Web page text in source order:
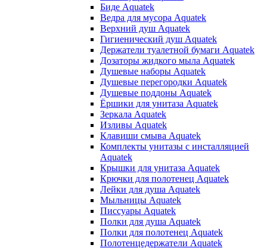
Биде Aquatek
Ведра для мусора Aquatek
Верхний душ Aquatek
Гигиенический душ Aquatek
Держатели туалетной бумаги Aquatek
Дозаторы жидкого мыла Aquatek
Душевые наборы Aquatek
Душевые перегородки Aquatek
Душевые поддоны Aquatek
Ёршики для унитаза Aquatek
Зеркала Aquatek
Изливы Aquatek
Клавиши смыва Aquatek
Комплекты унитазы с инсталляцией
Aquatek
Крышки для унитаза Aquatek
Крючки для полотенец Aquatek
Лейки для душа Aquatek
Мыльницы Aquatek
Писсуары Aquatek
Полки для душа Aquatek
Полки для полотенец Aquatek
Полотенцедержатели Aquatek